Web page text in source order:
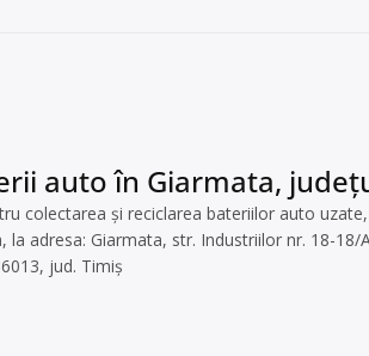
auto în Giarmata,
colectarea și reciclarea bateriilor auto
adresa: Giarmata, str. Industriilor nr. 18-18/
jud. Timiș